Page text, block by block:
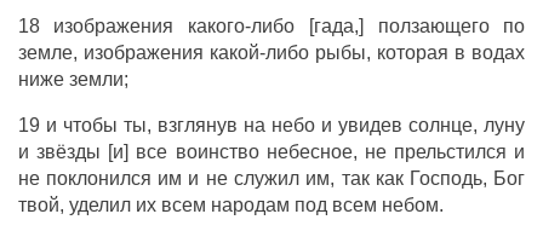
18 изображения какого-либо [гада,] ползающего по
земле, изображения какой-либо рыбы, которая в водах
ниже земли;
19 и чтобы ты, взглянув на небо и увидев солнце, луну
и звёзды [и] все воинство небесное, не прельстился и
не поклонился им и не служил им, так как Господь, Бог
твой, уделил их всем народам под всем небом.